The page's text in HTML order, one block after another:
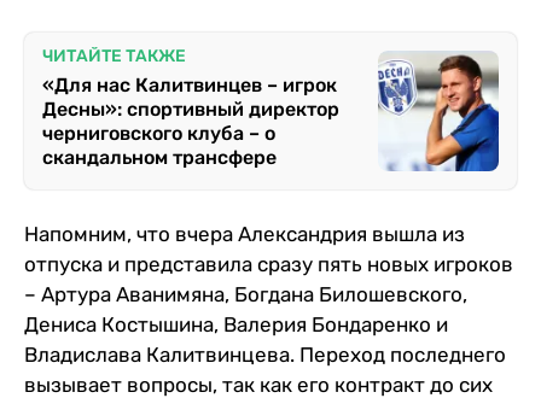
ЧИТАЙТЕ ТАКЖЕ
«Для нас Калитвинцев – игрок
Десны»: спортивный директор
черниговского клуба – о
скандальном трансфере
Напомним, что вчера Александрия вышла из
отпуска и представила сразу пять новых игроков
– Артура Аванимяна, Богдана Билошевского,
Дениса Костышина, Валерия Бондаренко и
Владислава Калитвинцева. Переход последнего
вызывает вопросы, так как его контракт до сих